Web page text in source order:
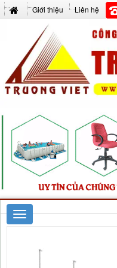
Giới thiệu Liên hệ